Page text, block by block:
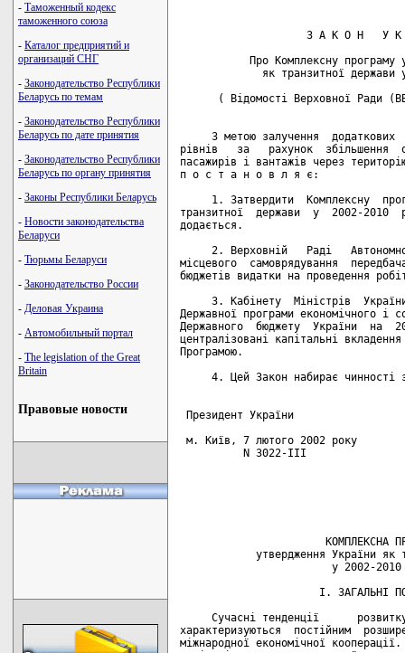
- Таможенный кодекс
таможенного союза
- Каталог предприятий и
организаций СНГ
- Законодательство Республики
Беларусь по темам
- Законодательство Республики
Беларусь по дате принятия
- Законодательство Республики
Беларусь по органу принятия
- Законы Республики Беларусь
- Новости законодательства
Беларуси
- Тюрьмы Беларуси
- Законодательство России
- Деловая Украина
- Автомобильный портал
- The legislation of the Great
Britain
Правовые новости